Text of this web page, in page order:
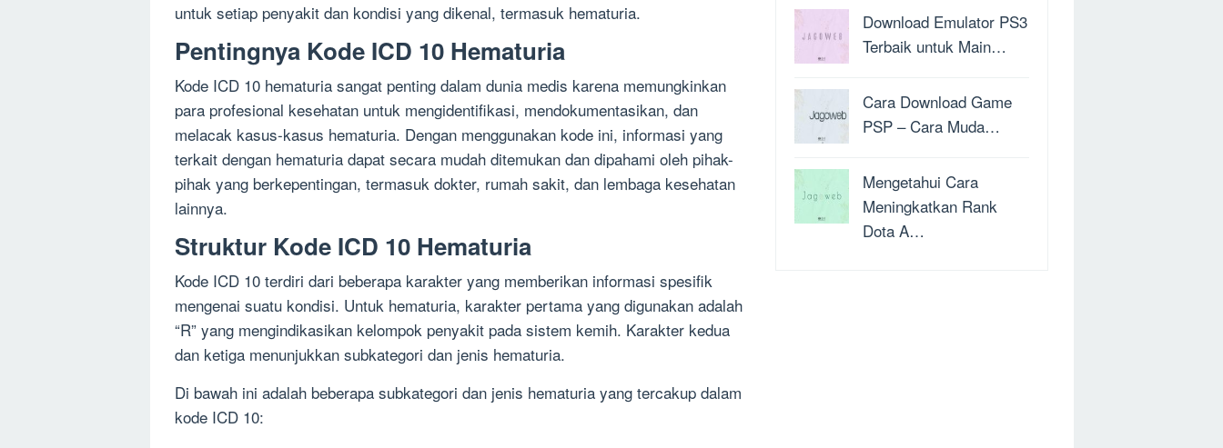
untuk setiap penyakit dan kondisi yang dikenal, termasuk hematuria.
Pentingnya Kode ICD 10 Hematuria
Kode ICD 10 hematuria sangat penting dalam dunia medis karena memungkinkan
para profesional kesehatan untuk mengidentifikasi, mendokumentasikan, dan
melacak kasus-kasus hematuria. Dengan menggunakan kode ini, informasi yang
terkait dengan hematuria dapat secara mudah ditemukan dan dipahami oleh pihak-
pihak yang berkepentingan, termasuk dokter, rumah sakit, dan lembaga kesehatan
lainnya.
Struktur Kode ICD 10 Hematuria
Kode ICD 10 terdiri dari beberapa karakter yang memberikan informasi spesifik
mengenai suatu kondisi. Untuk hematuria, karakter pertama yang digunakan adalah
“R” yang mengindikasikan kelompok penyakit pada sistem kemih. Karakter kedua
dan ketiga menunjukkan subkategori dan jenis hematuria.
Di bawah ini adalah beberapa subkategori dan jenis hematuria yang tercakup dalam
kode ICD 10:
Download Emulator PS3
Terbaik untuk Main…
Cara Download Game
PSP – Cara Muda…
Mengetahui Cara
Meningkatkan Rank
Dota A…